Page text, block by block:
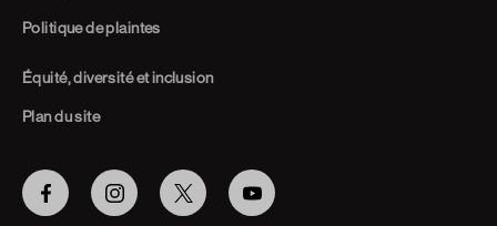
Politique de plaintes
Équité, diversité et inclusion
Plan du site
FacebookInstagramTwitter Youtube